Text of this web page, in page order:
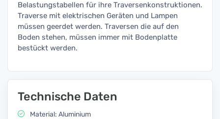
Belastungstabellen für ihre Traversenkonstruktionen.
Traverse mit elektrischen Geräten und Lampen
müssen geerdet werden. Traversen die auf den
Boden stehen, müssen immer mit Bodenplatte
bestückt werden.
Technische Daten
Material: Aluminium